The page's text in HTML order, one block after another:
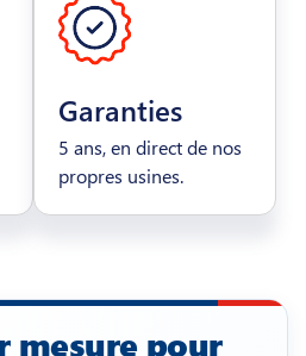
Garanties
5 ans, en direct de nos
propres usines.
mesure pour